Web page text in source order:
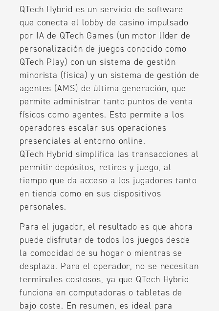
QTech Hybrid es un servicio de software
que conecta el lobby de casino impulsado
por IA de QTech Games (un motor líder de
personalización de juegos conocido como
QTech Play) con un sistema de gestión
minorista (física) y un sistema de gestión de
agentes (AMS) de última generación, que
permite administrar tanto puntos de venta
físicos como agentes. Esto permite a los
operadores escalar sus operaciones
presenciales al entorno online.
QTech Hybrid simplifica las transacciones al
permitir depósitos, retiros y juego, al
tiempo que da acceso a los jugadores tanto
en tienda como en sus dispositivos
personales.
Para el jugador, el resultado es que ahora
puede disfrutar de todos los juegos desde
la comodidad de su hogar o mientras se
desplaza. Para el operador, no se necesitan
terminales costosos, ya que QTech Hybrid
funciona en computadoras o tabletas de
bajo coste. En resumen, es ideal para